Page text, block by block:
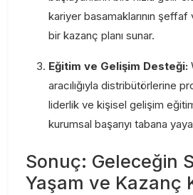
kariyer basamaklarının şeffaf
bir kazanç planı sunar.
Eğitim ve Gelişim Desteği:
aracılığıyla distribütörlerine
liderlik ve kişisel gelişim
kurumsal başarıyı tabana
Sonuç: Geleceğin
Yaşam ve Kazanç